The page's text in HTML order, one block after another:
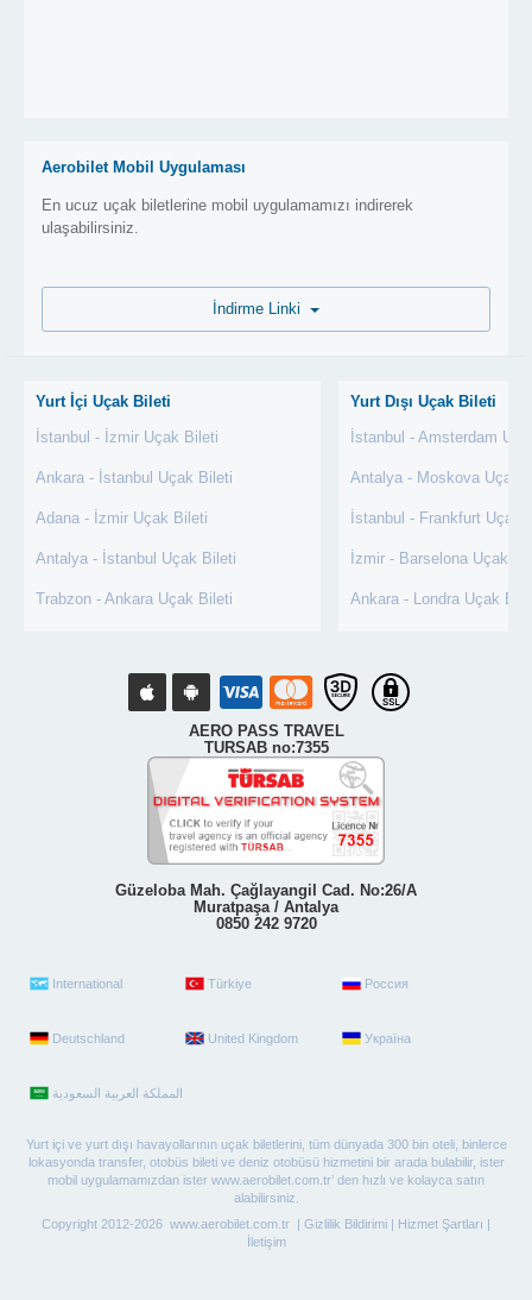
Aerobilet Mobil Uygulaması
En ucuz uçak biletlerine mobil uygulamamızı indirerek
ulaşabilirsiniz.
Yurt İçi Uçak Bileti
İstanbul - İzmir Uçak Bileti
Ankara - İstanbul Uçak Bileti
Adana - İzmir Uçak Bileti
Antalya - İstanbul Uçak Bileti
Trabzon - Ankara Uçak Bileti
Yurt Dışı Uçak Bileti
İstanbul - Amsterdam
Antalya - Moskova Uçak
İstanbul - Frankfurt Uçak
İzmir - Barselona Uçak
Ankara - Londra Uçak
AERO PASS TRAVEL
TURSAB no:7355
Güzeloba Mah. Çağlayangil Cad. No:26/A
Muratpaşa / Antalya
0850 242 9720
International Türkiye Россия
Deutschland United Kingdom Україна
Yurt içi ve yurt dışı havayollarının uçak biletlerini, tüm dünyada 300 bin oteli, binlerce
lokasyonda transfer, otobüs bileti ve deniz otobüsü hizmetini bir arada bulabilir, ister
mobil uygulamamızdan ister www.aerobilet.com.tr’ den hızlı ve kolayca satın
alabilirsiniz.
Copyright 2012-2026 www.aerobilet.com.tr | Gizlilik Bildirimi | Hizmet Şartları |
İletişim